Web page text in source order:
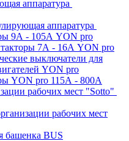
аппаратура
аппаратура
9А - 105А YON pro
7А - 16А YON pro
выключатели для
YON pro
YON pro 115А - 800А
рабочих мест "Sotto"
рабочих мест
башенка BUS